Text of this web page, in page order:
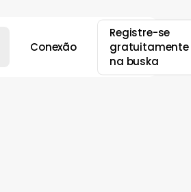
Conexão
Registre-se
gratuitamente
na buska